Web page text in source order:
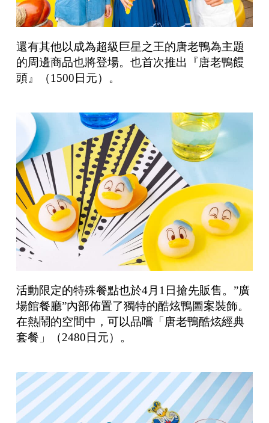
還有其他以成為超級巨星之王的唐老鴨為主題
的周邊商品也將登場。也首次推出『唐老鴨饅
頭』（1500日元）。
活動限定的特殊餐點也於4月1日搶先販售。”廣
場館餐廳”內部佈置了獨特的酷炫鴨圖案裝飾。
在熱鬧的空間中，可以品嚐「唐老鴨酷炫經典
套餐」（2480日元）。